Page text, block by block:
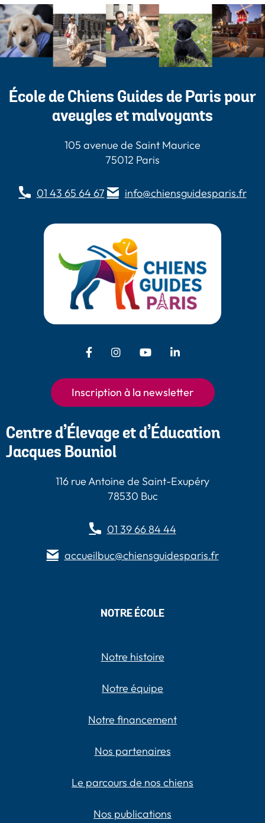
École de Chiens Guides de Paris pour
aveugles et malvoyants
105 avenue de Saint Maurice
75012 Paris
01 43 65 64 67 info@chiensguidesparis.fr
Facebook - Chiens Guides Paris
Instagram - Chiens Guides
Youtube - Chiens
Inscription à la newsletter
Centre d’Élevage et d’Éducation
Jacques Bouniol
116 rue Antoine de Saint-Exupéry
78530 Buc
01 39 66 84 44
accueilbuc@chiensguidesparis.fr
NOTRE ÉCOLE
Notre histoire
Notre équipe
Notre financement
Nos partenaires
Le parcours de nos chiens
Nos publications